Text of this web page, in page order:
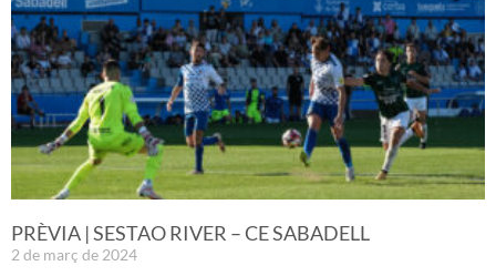
PRÈVIA | SESTAO RIVER – CE SABADELL
2 de març de 2024